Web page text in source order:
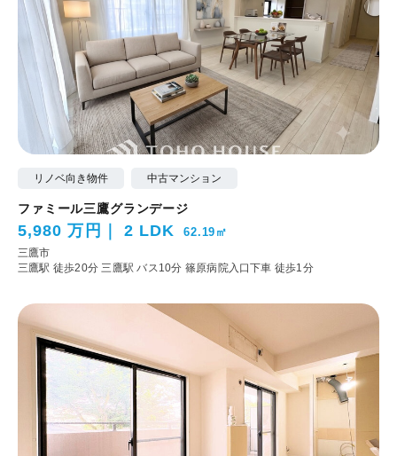
リノベ向き物件 中古マンション
ファミール三鷹グランデージ
5,980 万円 2 LDK 62.19㎡
三鷹市
三鷹駅 徒歩20分 三鷹駅 バス10分 篠原病院入口下車 徒歩1分